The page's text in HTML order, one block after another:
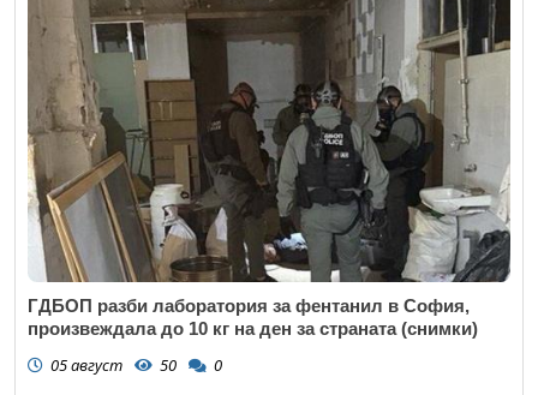
ГДБОП разби лаборатория за фентанил в София,
произвеждала до 10 кг на ден за страната (снимки)
05 август 50 0